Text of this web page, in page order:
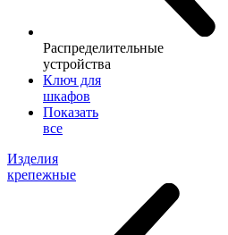
Распределительные
устройства
Ключ для
шкафов
Показать
все
Изделия
крепежные